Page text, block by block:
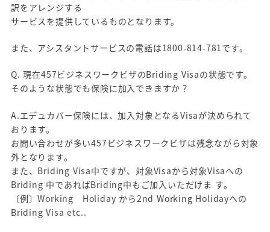
訳をアレンジする
サービスを提供しているものとなります。
また、アシスタントサービスの電話は1800-814-781です。
Q. 現在457ビジネスワークビザのBriding Visaの状態です。
そのような状態でも保険に加入できますか？
A.エデュカバー保険には、加入対象となるVisaが決められて
おります。
お問い合わせが多い457ビジネスワークビザは残念ながら対象
外となります。
また、Briding Visa中ですが、対象Visaから対象Visaへの
Briding 中であればBriding中もご加入いただけま す。
〔例〕Working Holiday から2nd Working Holidayへの
Briding Visa etc..